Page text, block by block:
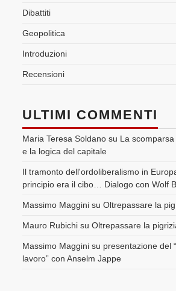
Dibattiti
Geopolitica
Introduzioni
Recensioni
ULTIMI COMMENTI
Maria Teresa Soldano su La
e la logica del capitale
Il tramonto dell'ordoliberalismo in
principio era il cibo… Dialogo con Wolf
Massimo Maggini suOltrepassare la
Mauro Rubichi suOltrepassare la
Massimo Maggini su presentazione del
lavoro” con Anselm Jappe